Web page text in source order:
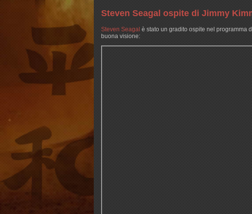
Steven Seagal ospite di Jimmy
Steven Seagal è stato un gradito ospite nel programma
buona visione: